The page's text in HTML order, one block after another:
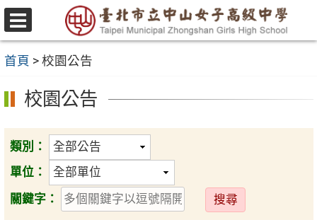
跳
至
要
內
容
區
選
單
首頁 > 校園公告
校園公告
類別：
單位：
關鍵字：
送
出